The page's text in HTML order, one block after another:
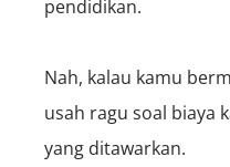
pendidikan.
Nah, kalau kamu
usah ragu soal biaya
yang ditawarkan.